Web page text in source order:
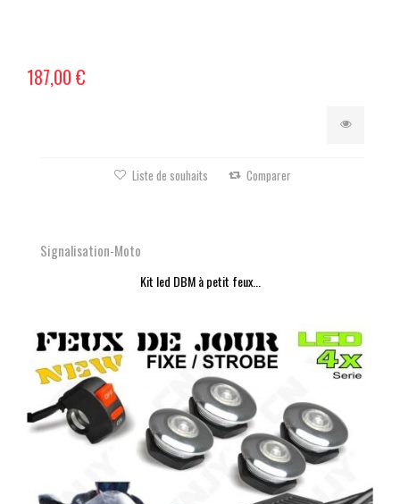
187,00 €
Liste de souhaits Comparer
Signalisation-Moto
Kit led DBM à petit feux...